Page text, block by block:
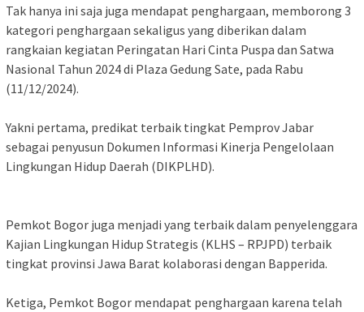
Tak hanya ini saja juga mendapat penghargaan, memborong 3
kategori penghargaan sekaligus yang diberikan dalam
rangkaian kegiatan Peringatan Hari Cinta Puspa dan Satwa
Nasional Tahun 2024 di Plaza Gedung Sate, pada Rabu
(11/12/2024).
Yakni pertama, predikat terbaik tingkat Pemprov Jabar
sebagai penyusun Dokumen Informasi Kinerja Pengelolaan
Lingkungan Hidup Daerah (DIKPLHD).
Pemkot Bogor juga menjadi yang terbaik dalam penyelenggara
Kajian Lingkungan Hidup Strategis (KLHS – RPJPD) terbaik
tingkat provinsi Jawa Barat kolaborasi dengan Bapperida.
Ketiga, Pemkot Bogor mendapat penghargaan karena telah